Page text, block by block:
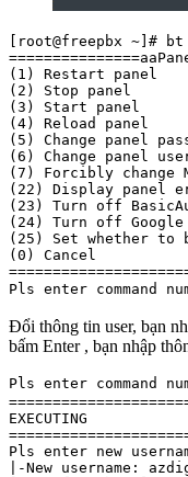
[root@freepbx ~]# bt
(1) Restart
(2) Stop panel
(3) Start panel
(4) Reload panel
(5) Change panel
(6) Change panel
(7) Forcibly change
(22) Display
(23) Turn off
(24) Turn off
(25) Set whether
(0) Cancel
Đổi thông tin user, bạn
bấm Enter , bạn nhập
Pls enter command
EXECUTING
Pls enter new
|-New username: